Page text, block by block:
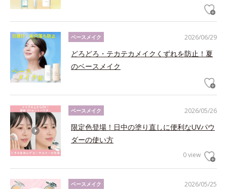
2026/06/29
ベースメイク
どろどろ・テカテカメイクくずれを防止！夏
のベースメイク
2026/05/26
ベースメイク
限定色登場！日中の塗り直しに便利なUVパウ
ダーの使い方
0 view
2026/05/25
ベースメイク